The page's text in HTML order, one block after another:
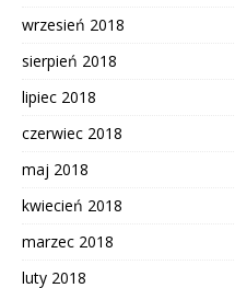
wrzesień 2018
sierpień 2018
lipiec 2018
czerwiec 2018
maj 2018
kwiecień 2018
marzec 2018
luty 2018